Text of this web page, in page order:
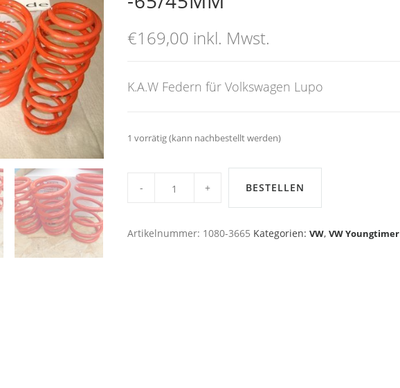
€169,00 inkl. Mwst.
K.A.W Federn für Volkswagen Lupo
1 vorrätig (kann nachbestellt werden)
Federn
quantity
BESTELLEN
Artikelnummer: 1080-3665 Kategorien:VW,VW Youngtimer